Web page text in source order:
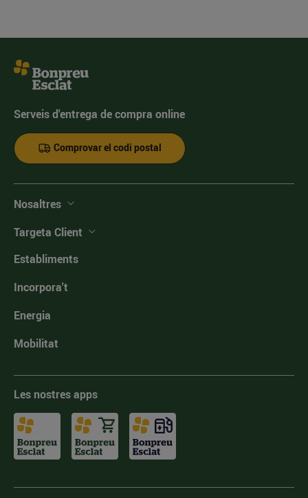
Serveis d'entrega de compra online
Comprovar el codi postal
Nosaltres
Targeta Client
Establiments
Incorpora't
Energia
Mobilitat
Les nostres apps